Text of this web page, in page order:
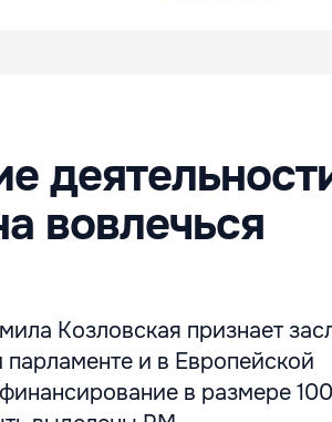
вовлечься
Козловская признает
парламенте и в Европейской
в размере 100